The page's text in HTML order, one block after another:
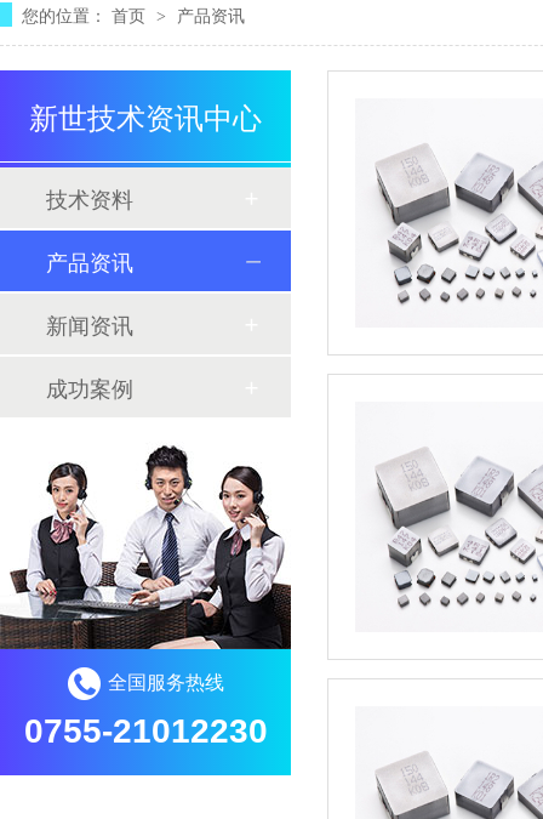
您的位置： 首页 > 产品资讯
新世技术资讯中心
技术资料
产品资讯
新闻资讯
成功案例
全国服务热线
0755-21012230